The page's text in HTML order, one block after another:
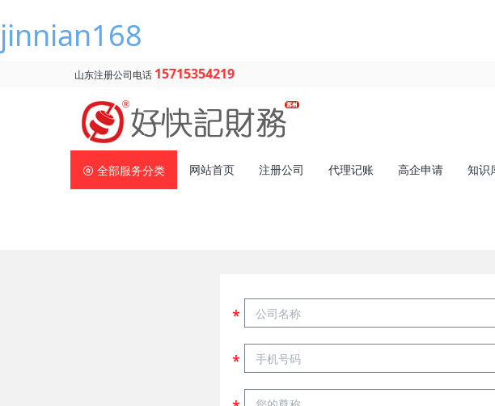
jinnian168
山东注册公司电话 15715354219
全部服务分类 网站首页 注册公司 代理记账 高企申请 知识